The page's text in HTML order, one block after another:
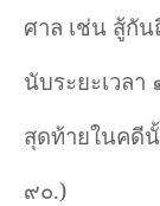
ศาล เช่น สู้กั
นับระยะเวล
สุดท้ายในคดี
๙๐.)